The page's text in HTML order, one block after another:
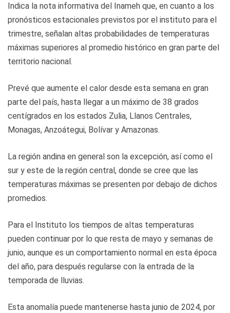
Indica la nota informativa del Inameh que, en cuanto a los
pronósticos estacionales previstos por el instituto para el
trimestre, señalan altas probabilidades de temperaturas
máximas superiores al promedio histórico en gran parte del
territorio nacional.
Prevé que aumente el calor desde esta semana en gran
parte del país, hasta llegar a un máximo de 38 grados
centígrados en los estados Zulia, Llanos Centrales,
Monagas, Anzoátegui, Bolívar y Amazonas.
La región andina en general son la excepción, así como el
sur y este de la región central, donde se cree que las
temperaturas máximas se presenten por debajo de dichos
promedios.
Para el Instituto los tiempos de altas temperaturas
pueden continuar por lo que resta de mayo y semanas de
junio, aunque es un comportamiento normal en esta época
del año, para después regularse con la entrada de la
temporada de lluvias.
Esta anomalía puede mantenerse hasta junio de 2024, por